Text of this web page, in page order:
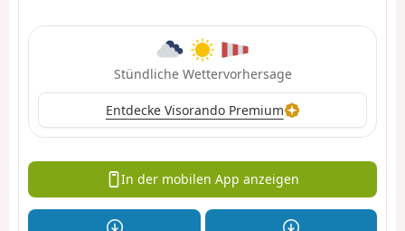
Stündliche Wettervorhersage
Entdecke Visorando Premium
In der mobilen App anzeigen